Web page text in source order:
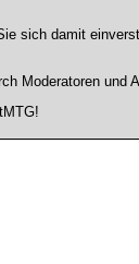
sich damit
Moderatoren